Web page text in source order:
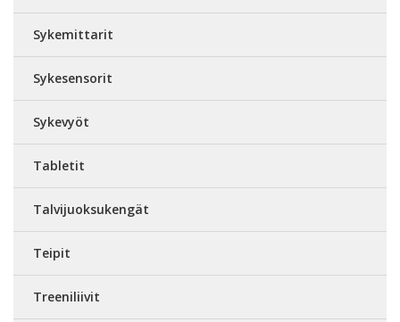
Sykemittarit
Sykesensorit
Sykevyöt
Tabletit
Talvijuoksukengät
Teipit
Treeniliivit